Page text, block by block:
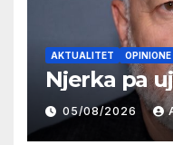
AKTUALITET OPINIONE
Njerka pa
05/08/2026